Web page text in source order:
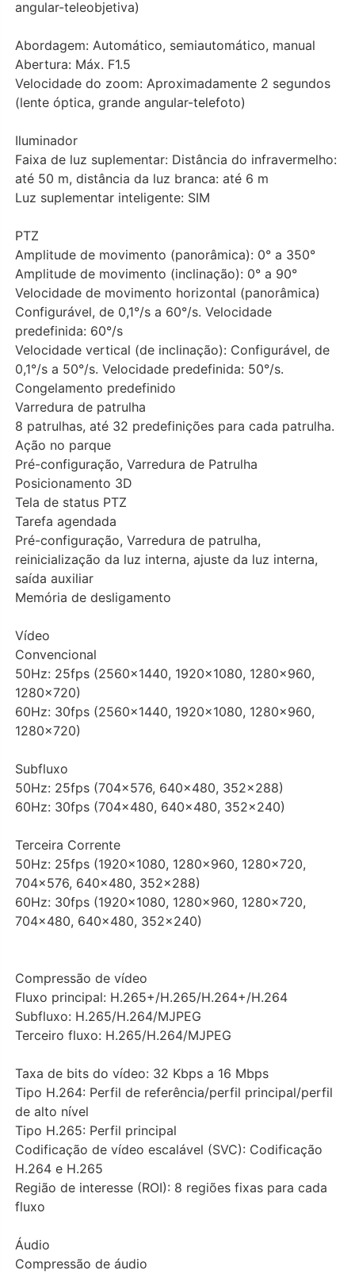
angular-teleobjetiva)
Abordagem: Automático, semiautomático, manual
Abertura: Máx. F1.5
Velocidade do zoom: Aproximadamente 2 segundos
(lente óptica, grande angular-telefoto)
Iluminador
Faixa de luz suplementar: Distância do infravermelho:
até 50 m, distância da luz branca: até 6 m
Luz suplementar inteligente: SIM
PTZ
Amplitude de movimento (panorâmica): 0° a 350°
Amplitude de movimento (inclinação): 0° a 90°
Velocidade de movimento horizontal (panorâmica)
Configurável, de 0,1°/s a 60°/s. Velocidade
predefinida: 60°/s
Velocidade vertical (de inclinação): Configurável, de
0,1°/s a 50°/s. Velocidade predefinida: 50°/s.
Congelamento predefinido
Varredura de patrulha
8 patrulhas, até 32 predefinições para cada patrulha.
Ação no parque
Pré-configuração, Varredura de Patrulha
Posicionamento 3D
Tela de status PTZ
Tarefa agendada
Pré-configuração, Varredura de patrulha,
reinicialização da luz interna, ajuste da luz interna,
saída auxiliar
Memória de desligamento
Vídeo
Convencional
50Hz: 25fps (2560×1440, 1920×1080, 1280×960,
1280×720)
60Hz: 30fps (2560×1440, 1920×1080, 1280×960,
1280×720)
Subfluxo
50Hz: 25fps (704×576, 640×480, 352×288)
60Hz: 30fps (704×480, 640×480, 352×240)
Terceira Corrente
50Hz: 25fps (1920×1080, 1280×960, 1280×720,
704×576, 640×480, 352×288)
60Hz: 30fps (1920×1080, 1280×960, 1280×720,
704×480, 640×480, 352×240)
Compressão de vídeo
Fluxo principal: H.265+/H.265/H.264+/H.264
Subfluxo: H.265/H.264/MJPEG
Terceiro fluxo: H.265/H.264/MJPEG
Taxa de bits do vídeo: 32 Kbps a 16 Mbps
Tipo H.264: Perfil de referência/perfil principal/perfil
de alto nível
Tipo H.265: Perfil principal
Codificação de vídeo escalável (SVC): Codificação
H.264 e H.265
Região de interesse (ROI): 8 regiões fixas para cada
fluxo
Áudio
Compressão de áudio